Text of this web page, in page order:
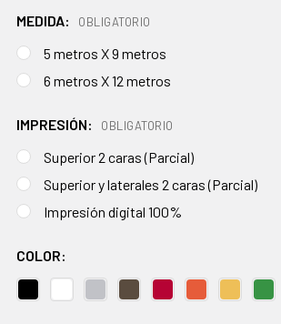
MEDIDA: OBLIGATORIO
5 metros X 9 metros
6 metros X 12 metros
IMPRESIÓN: OBLIGATORIO
Superior 2 caras (Parcial)
Superior y laterales 2 caras (Parcial)
Impresión digital 100%
COLOR: